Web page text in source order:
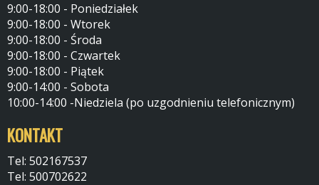
9:00-18:00 - Poniedziałek
9:00-18:00 - Wtorek
9:00-18:00 - Środa
9:00-18:00 - Czwartek
9:00-18:00 - Piątek
9:00-14:00 - Sobota
10:00-14:00 -Niedziela (po uzgodnieniu telefonicznym)
KONTAKT
Tel: 502167537
Tel: 500702622